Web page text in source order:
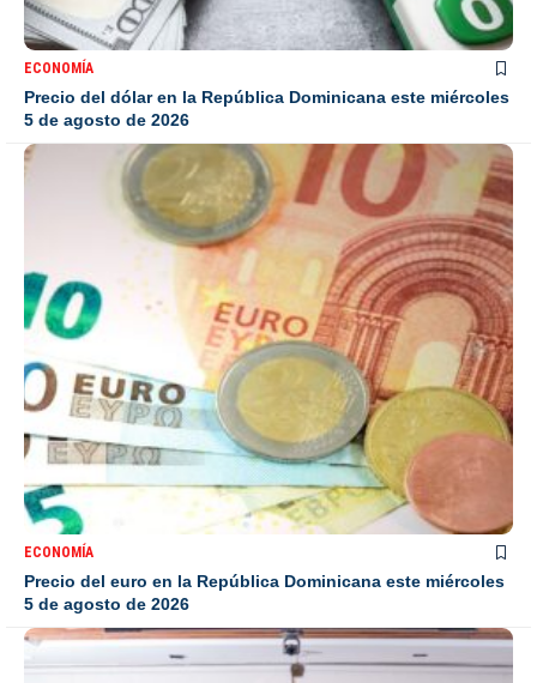
ECONOMÍA
Precio del dólar en la República Dominicana este miércoles
5 de agosto de 2026
ECONOMÍA
Precio del euro en la República Dominicana este miércoles
5 de agosto de 2026